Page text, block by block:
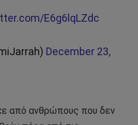
E6g6lqLZdc
December 23,
από ανθρώπους που δεν